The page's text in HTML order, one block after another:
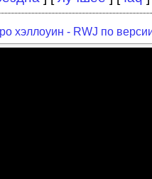
хэллоуин - RWJ по